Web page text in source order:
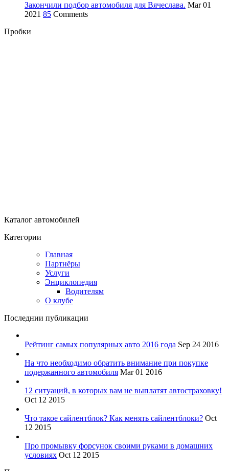
Закончили подбор автомобиля для Вячеслава. Mar 01
2021 85 Comments
Пробки
Каталог автомобилей
Категории
Главная
Партнёры
Услуги
Энциклопедия
Водителям
О клубе
Последнии публикации
Рейтинг самых популярных авто 2016 года Sep 24 2016
На что необходимо обратить внимание при покупке
подержанного автомобиля Mar 01 2016
12 ситуаций, в которых вам не выплатят автостраховку!
Oct 12 2015
Что такое сайлентблок? Как менять сайлентблоки? Oct
12 2015
Про промывку форсунок своими руками в домашних
условиях Oct 12 2015